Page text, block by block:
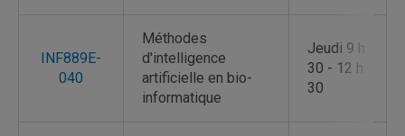
INF889E-
040
Méthodes
d'intelligence
artificielle en bio-
informatique
Jeudi 9 h
30 - 12 h
30